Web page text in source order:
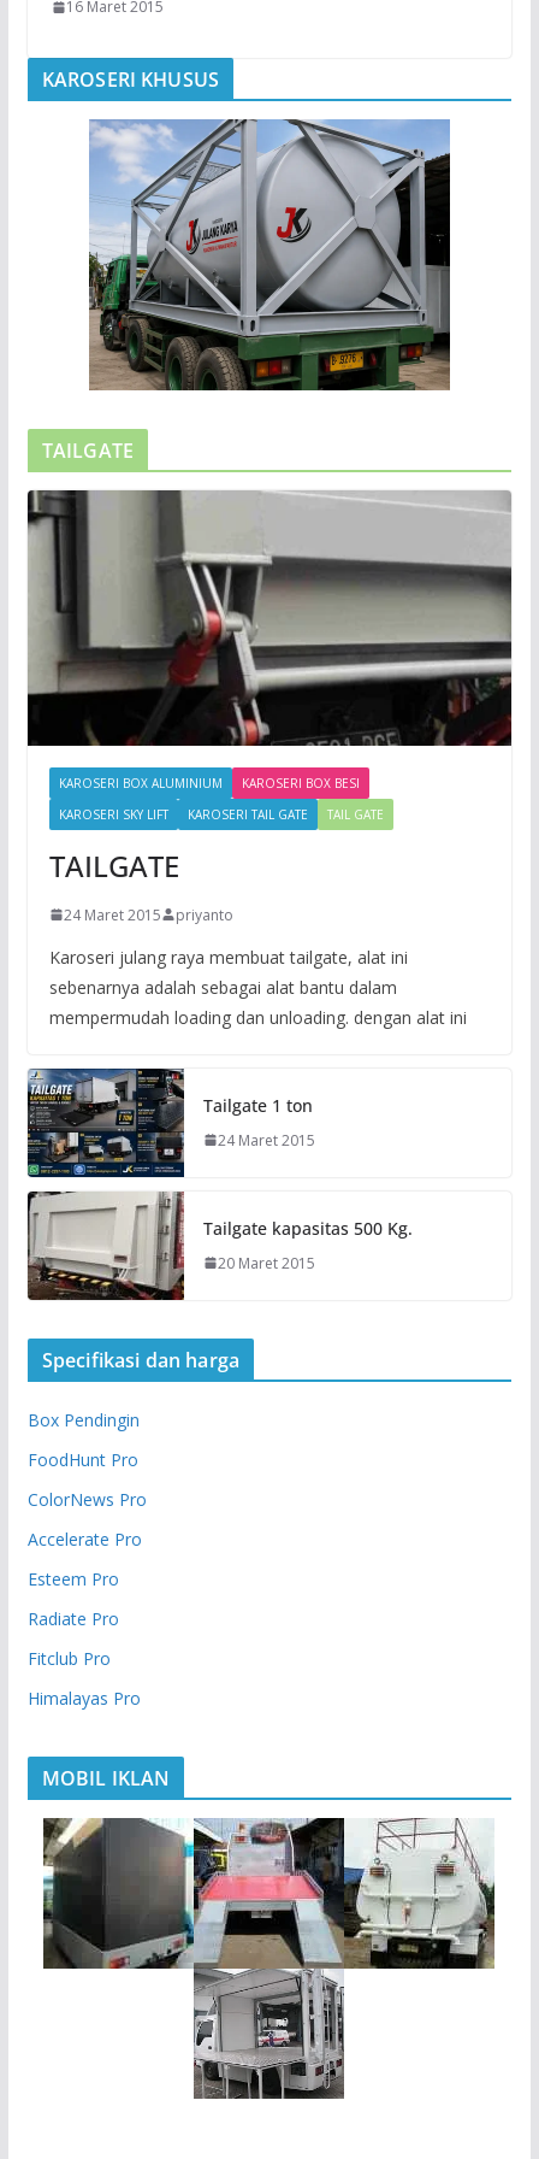
16 Maret 2015
KAROSERI KHUSUS
TAILGATE
KAROSERI BOX ALUMINIUM
KAROSERI BOX BESI
KAROSERI SKY LIFT
KAROSERI TAIL GATE TAIL GATE
TAILGATE
24 Maret 2015 priyanto
Karoseri julang raya membuat tailgate, alat ini
sebenarnya adalah sebagai alat bantu dalam
mempermudah loading dan unloading. dengan alat ini
Tailgate 1 ton
24 Maret 2015
Tailgate kapasitas 500 Kg.
20 Maret 2015
Specifikasi dan harga
Box Pendingin
FoodHunt Pro
ColorNews Pro
Accelerate Pro
Esteem Pro
Radiate Pro
Fitclub Pro
Himalayas Pro
MOBIL IKLAN